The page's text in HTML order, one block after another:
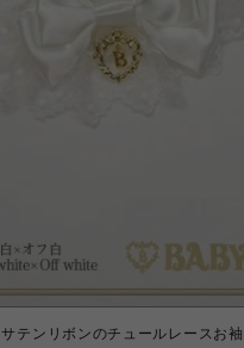
サテンリボンのチュールレースお